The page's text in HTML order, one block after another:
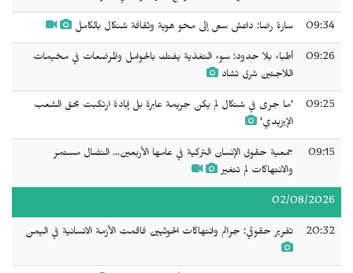
09:34 سارة رضا: داعش سعى إلى محو هوية وثقافة شنكال بالكامل
09:26
أطباء بلا حدود: سوء التغذية يفتك بالحوامل والمرضعات في مخيمات
اللاجئين شرق تشاد
09:25
'ما جرى في شنكال لم يكن جريمة عابرة بل إبادة ارتكبت بحق الشعب
الإيزيدي'
09:15
جمعية حقوق الإنسان التركية في عامها الأربعين... النضال مستمر
والانتهاكات لم تتغير
02/08/2026
20:32 تقرير حقوقي: جرائم وانتهاكات الحوثيين فاقمت الأزمة الانسانية في اليمن